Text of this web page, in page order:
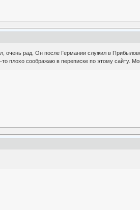
рад. Он после Германии служил в
плохо соображаю в переписке по этому сайту.